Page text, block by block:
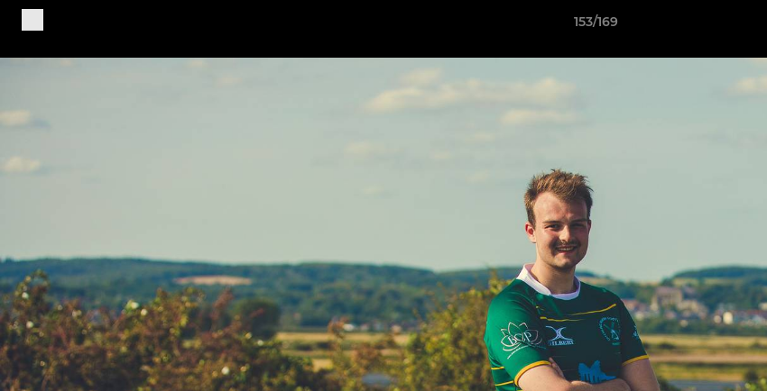
153/169